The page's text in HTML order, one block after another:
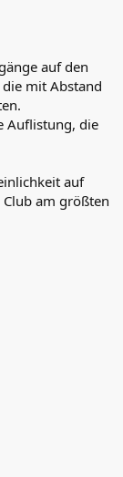
auf den
mit Abstand
Auflistung, die
auf
Club am größten